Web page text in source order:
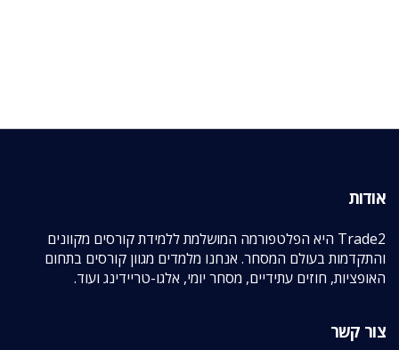
אודות
Trade2 היא הפלטפורמה המושלמת ללמידת קורסים מקוונים
והתקדמות בעולם המסחר. אנחנו מלמדים מגוון קורסים בתחום
האופציות, חוזים עתידיים, מסחר יומי, אלגו-טריידינג ועוד.
צור קשר